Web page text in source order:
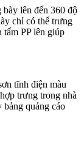
lên đến 360 độ
chỉ có thể trưng
tấm PP lên giúp
tĩnh điện màu
trưng trong nhà
bảng quảng cáo